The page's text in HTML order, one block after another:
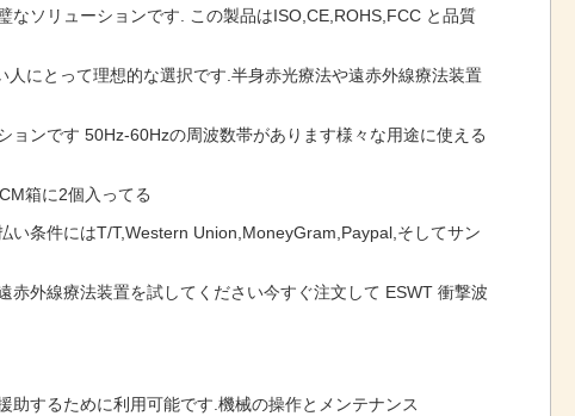
ソリューションです. この製品はISO,CE,ROHS,FCC と品質
にとって理想的な選択です.半身赤光療法や遠赤外線療法装置
ンです 50Hz-60Hzの周波数帯があります様々な用途に使える
箱に2個入ってる
条件にはT/T,Western Union,MoneyGram,Paypal,そしてサン
外線療法装置を試してください今すぐ注文して ESWT 衝撃波
するために利用可能です.機械の操作とメンテナンス